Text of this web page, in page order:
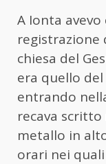
A Ionta
registrazione
chiesa del
era quello
entrando
recava
metallo in
orari nei